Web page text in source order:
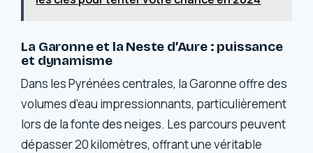
La Garonne et la Neste d’Aure : puissance
et dynamisme
Dans les Pyrénées centrales, la Garonne offre des
volumes d’eau impressionnants, particulièrement
lors de la fonte des neiges. Les parcours peuvent
dépasser 20 kilomètres, offrant une véritable